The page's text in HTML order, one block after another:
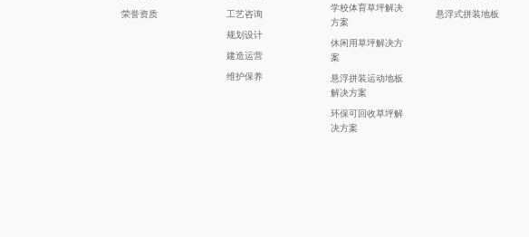
荣誉资质 工艺咨询
规划设计
建造运营
维护保养
学校体育草坪解决
方案
休闲用草坪解决方
案
悬浮拼装运动地板
解决方案
环保可回收草坪解
决方案
悬浮式拼装地板